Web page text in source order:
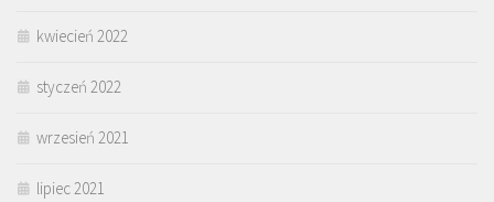
kwiecień 2022
styczeń 2022
wrzesień 2021
lipiec 2021